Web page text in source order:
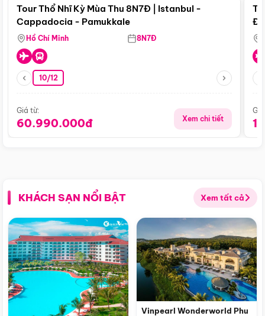
Tour Thổ Nhĩ Kỳ Mùa Thu 8N7Đ | Istanbul -
Cappadocia - Pamukkale
Hồ Chí Minh 8N7Đ
10/12
Giá từ:
60.990.000đ Xem chi tiết
KHÁCH SẠN NỔI BẬT Xem tất cả
Vinpearl Wonderworld Phu